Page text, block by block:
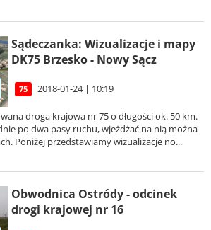
Sądeczanka: Wizualizacje i mapy
DK75 Brzesko - Nowy Sącz
75 2018-01-24 | 10:19
droga krajowa nr 75 o długości ok. 50 km.
po dwa pasy ruchu, wjeżdżać na nią można
Poniżej przedstawiamy wizualizacje no...
Obwodnica Ostródy - odcinek
drogi krajowej nr 16